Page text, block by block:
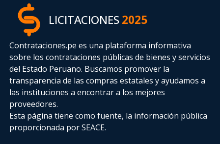
LICITACIONES2025
Contrataciones.pe es una plataforma informativa
sobre los contrataciones públicas de bienes y servicios
del Estado Peruano. Buscamos promover la
transparencia de las compras estatalesy ayudamos a
las instituciones a encontrar a los mejores
proveedores.
Esta página tiene como fuente, la información pública
proporcionada por SEACE.